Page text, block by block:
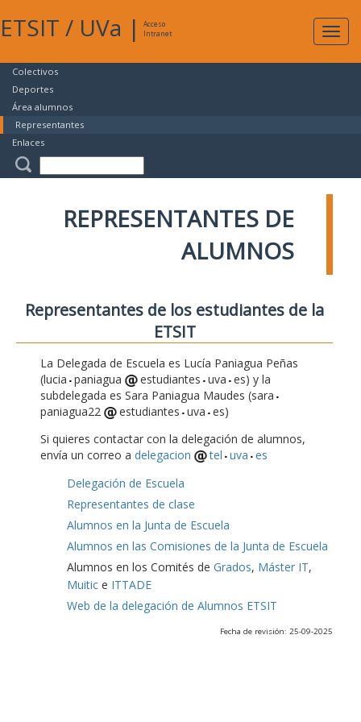
ETSIT / UVa |
Acceso
Intranet
Colectivos
Deportes
Área alumnos
Representantes
Enlaces
REPRESENTANTES DE
ALUMNOS
Representantes de los estudiantes de la
ETSIT
La Delegada de Escuela es Lucía Paniagua Peñas
(lucia paniagua estudiantes uva es) y la
subdelegada es Sara Paniagua Maudes (sara
paniagua22
estudiantes uva es)
Si quieres contactar con la delegación de alumnos,
envía un correo a delegacion tel uva es
Delegación de Escuela
Representantes de clase
Alumnos en la Junta de Escuela
Alumnos en las Comisiones de la Junta de Escuela
Alumnos en los Comités de Grados, Máster IT,
Muitic e ITTADE
Web de la delegación de Alumnos ETSIT
Fecha de revisión: 25-09-2025